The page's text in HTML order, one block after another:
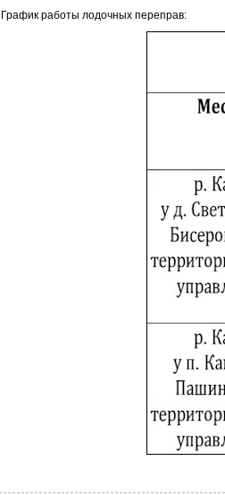
График работы лодочных переправ: